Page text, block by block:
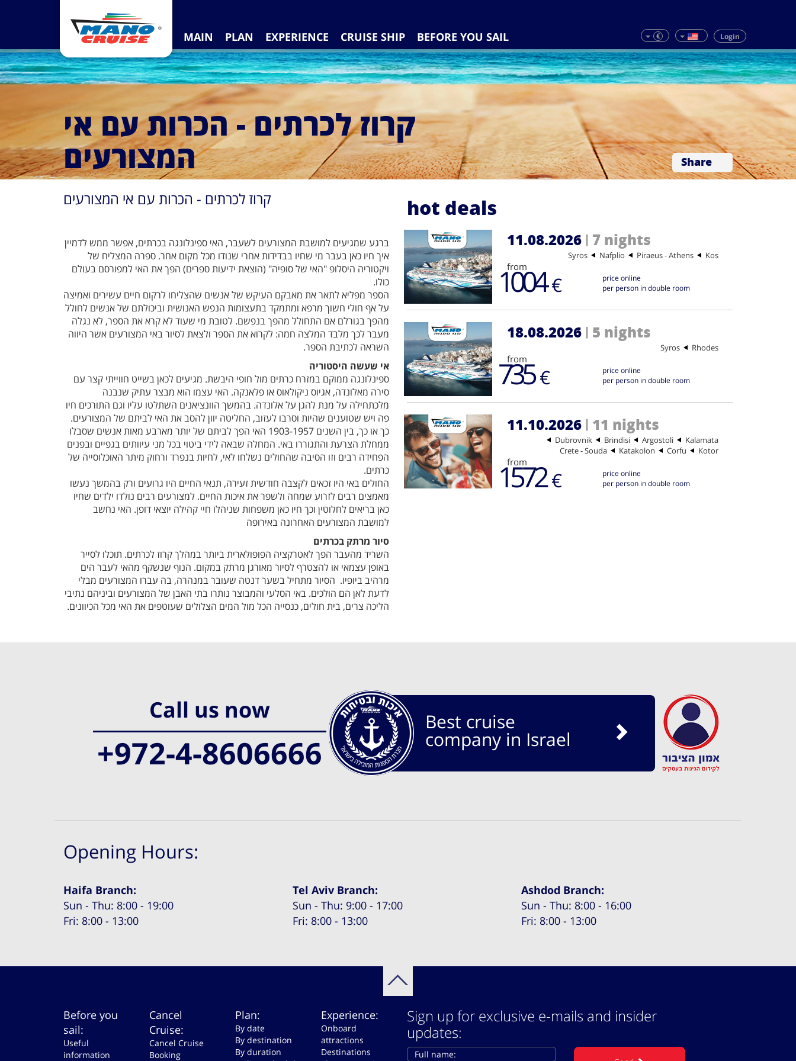
MAIN PLAN EXPERIENCE CRUISE SHIP BEFORE YOU SAIL € Login
קרוז לכרתים - הכרות עם אי
המצורעים
Share
קרוז לכרתים - הכרות עם אי המצורעים
ברגע שמגיעים למושבת המצורעים לשעבר, האי ספינלונגה בכרתים, אפשר ממש לדמיין
איך חיו כאן בעבר מי שחיו בבדידות אחרי שנודו מכל מקום אחר. ספרה המצליח של
ויקטוריה היסלופ "האי של סופיה" (הוצאת ידיעות ספרים) הפך את האי למפורסם בעולם
כולו.
הספר מפליא לתאר את מאבקם העיקש של אנשים שהצליחו לרקום חיים עשירים ואמיצה
על אף חולי חשוך מרפא ומתמקד בתעצומות הנפש האנושית וביכולתם של אנשים לחולל
מהפך בגורלם אם התחולל מהפך בנפשם. לטובת מי שעוד לא קרא את הספר, לא נגלה
מעבר לכך מלבד המלצה חמה: לקרוא את הספר ולצאת לסיור באי המצורעים אשר היווה
השראה לכתיבת הספר.
אי שעשה היסטוריה
ספינלונגה ממוקם במזרח כרתים מול חופי היבשת. מגיעים לכאן בשייט חווייתי קצר עם
סירה מאלונדה, אגיוס ניקולאוס או פלאנקה. האי עצמו הוא מבצר עתיק שנבנה
מלכתחילה על מנת להגן על אלונדה. בהמשך הוונציאנים השתלטו עליו וגם התורכים חיו
פה ויש שטוענים שהיות וסרבו לעזוב, החליטה יוון להסב את האי לביתם של המצורעים.
כך או כך, בין השנים 1903-1957 האי הפך לביתם של יותר מארבע מאות אנשים שסבלו
ממחלת הצרעת והתגוררו באי. המחלה שבאה לידי ביטוי בכל מני עיוותים בגפיים ובפנים
הפחידה רבים וזו הסיבה שהחולים נשלחו לאי, לחיות בנפרד ורחוק מיתר האוכלוסייה של
כרתים.
החולים באי היו זכאים לקצבה חודשית זעירה, תנאי החיים היו גרועים ורק בהמשך נעשו
מאמצים רבים לזרוע שמחה ולשפר את איכות החיים. למצורעים רבים נולדו ילדים שחיו
כאן בריאים לחלוטין וכך חיו כאן משפחות שניהלו חיי קהילה יוצאי דופן. האי נחשב
למושבת המצורעים האחרונה באירופה
סיור מרתק בכרתים
השריד מהעבר הפך לאטרקציה הפופולארית ביותר במהלך קרוז לכרתים. תוכלו לסייר
באופן עצמאי או להצטרף לסיור מאורגן מרתק במקום. הנוף שנשקף מהאי לעבר הים
מרהיב ביופיו. הסיור מתחיל בשער דנטה שעובר במנהרה, בה עברו המצורעים מבלי
לדעת לאן הם הולכים. באי הסלעי והמבוצר נותרו בתי האבן של המצורעים וביניהם נתיבי
הליכה צרים, בית חולים, כנסייה הכל מול המים הצלולים שעוטפים את האי מכל הכיוונים.
hot deals
11.08.2026 | 7 nights
Kos
Piraeus - Athens
Nafplio
Syros
from
1004€
price online
per person in double room
18.08.2026 | 5 nights
Rhodes
Syros
from
735€
price online
per person in double room
11.10.2026 | 11 nights
Kalamata
Argostoli
Brindisi
Dubrovnik
Kotor
Corfu
Katakolon
Crete - Souda
from
1572€
price online
per person in double room
Call us now
+972-4-8606666
Best cruise
company in Israel
Opening Hours:
Haifa Branch:
Sun - Thu: 8:00 - 19:00
Fri: 8:00 - 13:00
Tel Aviv Branch:
Sun - Thu: 9:00 - 17:00
Fri: 8:00 - 13:00
Ashdod Branch:
Sun - Thu: 8:00 - 16:00
Fri: 8:00 - 13:00
Before you
sail:
Useful
information
Cancel
Cruise:
Cancel Cruise
Booking
Plan:
By date
By destination
By duration
Experience:
Onboard
attractions
Destinations
Sign up for exclusive e-mails and insider
updates: